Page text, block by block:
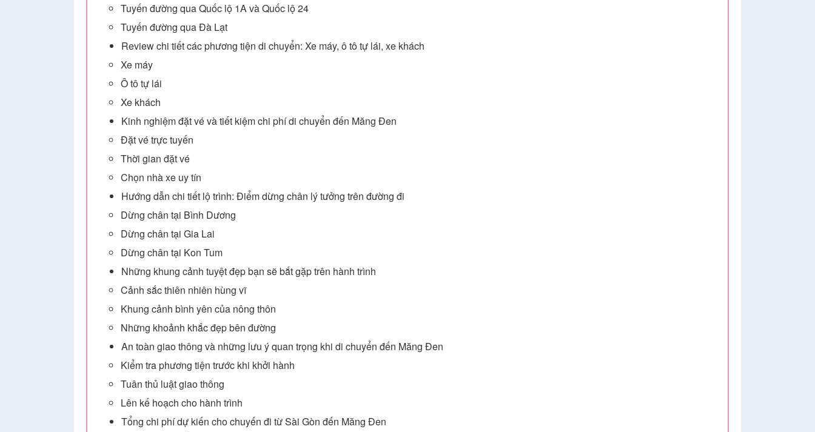
Tuyến đường qua Quốc lộ 1A và Quốc lộ 24
Tuyến đường qua Đà Lạt
Review chi tiết các phương tiện di chuyển: Xe máy, ô tô tự lái, xe khách
Xe máy
Ô tô tự lái
Xe khách
Kinh nghiệm đặt vé và tiết kiệm chi phí di chuyển đến Măng Đen
Đặt vé trực tuyến
Thời gian đặt vé
Chọn nhà xe uy tín
Hướng dẫn chi tiết lộ trình: Điểm dừng chân lý tưởng trên đường đi
Dừng chân tại Bình Dương
Dừng chân tại Gia Lai
Dừng chân tại Kon Tum
Những khung cảnh tuyệt đẹp bạn sẽ bắt gặp trên hành trình
Cảnh sắc thiên nhiên hùng vĩ
Khung cảnh bình yên của nông thôn
Những khoảnh khắc đẹp bên đường
An toàn giao thông và những lưu ý quan trọng khi di chuyển đến Măng Đen
Kiểm tra phương tiện trước khi khởi hành
Tuân thủ luật giao thông
Lên kế hoạch cho hành trình
Tổng chi phí dự kiến cho chuyến đi từ Sài Gòn đến Măng Đen